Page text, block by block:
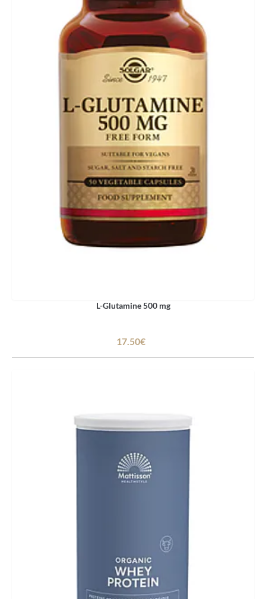
L-Glutamine 500 mg
17.50€